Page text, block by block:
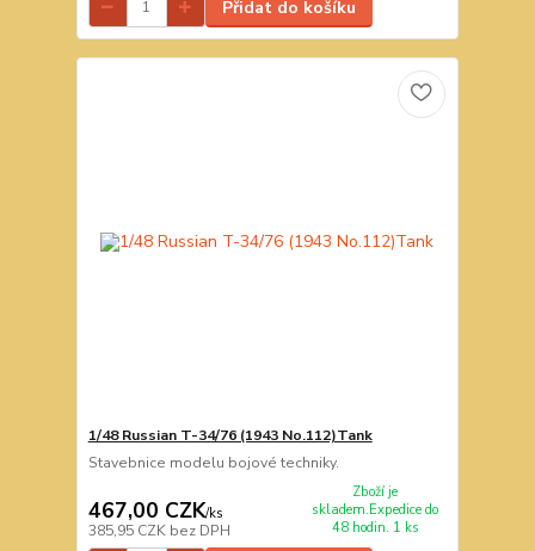
Přidat do košíku
1/48 Russian T-34/76 (1943 No.112)Tank
Stavebnice modelu bojové techniky.
467,00 CZK/ks
385,95 CZK bez DPH
Zboží je
skladem.Expedice do
48 hodin. 1 ks